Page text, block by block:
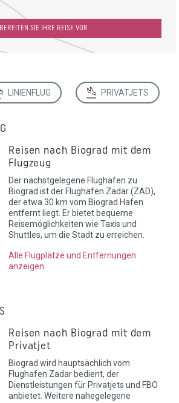
BEREITEN SIE IHRE REISE VOR
LINIENFLUG PRIVATJETS
Reisen nach Biograd mit dem
Flugzeug
Der nächstgelegene Flughafen zu
Biograd ist der Flughafen Zadar (ZAD),
der etwa 30 km vom Biograd Hafen
entfernt liegt. Er bietet bequeme
Reisemöglichkeiten wie Taxis und
Shuttles, um die Stadt zu erreichen.
Alle Flugplätze und Entfernungen
anzeigen
Reisen nach Biograd mit dem
Privatjet
Biograd wird hauptsächlich vom
Flughafen Zadar bedient, der
Dienstleistungen für Privatjets und FBO
anbietet. Weitere nahegelegene